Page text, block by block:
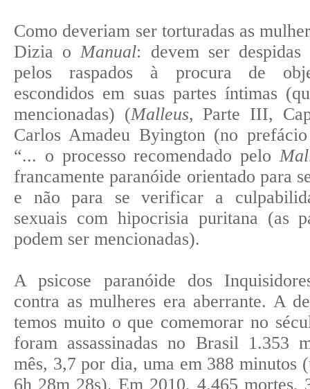
Como deveriam ser torturadas as
Dizia o Manual: devem ser
pelos raspados à procura de
escondidos em suas partes íntimas
mencionadas) (Malleus, Parte III,
Carlos Amadeu Byington (no
“... o processo recomendado pelo
francamente paranóide orientado para
e não para se verificar a
sexuais com hipocrisia puritana (as
podem ser mencionadas).
A psicose paranóide dos
contra as mulheres era aberrante. A
temos muito o que comemorar no
foram assassinadas no Brasil 1.353
mês, 3,7 por dia, uma em 388 minutos
6h 28m 28s). Em 2010, 4.465 mortes,